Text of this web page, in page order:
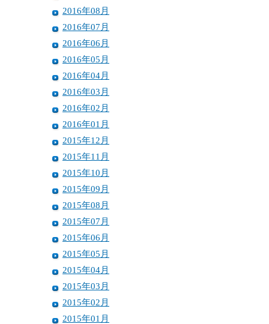
2016年08月
2016年07月
2016年06月
2016年05月
2016年04月
2016年03月
2016年02月
2016年01月
2015年12月
2015年11月
2015年10月
2015年09月
2015年08月
2015年07月
2015年06月
2015年05月
2015年04月
2015年03月
2015年02月
2015年01月